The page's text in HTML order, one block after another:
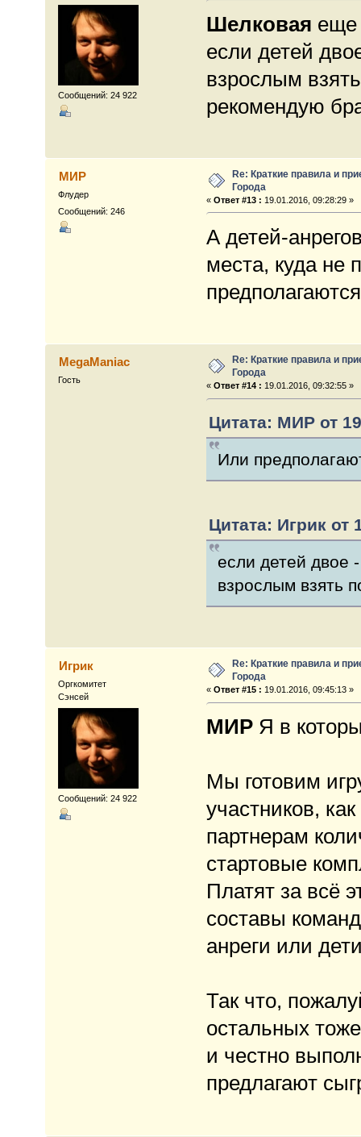
Сообщений: 24 922
Шелковая еще
если детей
взрослым
рекомендую
МИР
Флудер
Сообщений: 246
Re: Краткие правила и
Города
« Ответ #13 : 19.01.2016, 09:28:29 »
А детей-
места, куда не
MegaManiac
Гость
Re: Краткие правила и
Города
« Ответ #14 : 19.01.2016, 09:32:55 »
Цитата: МИР от
Или
Цитата: Игрик от
если детей двое
взрослым взять
Игрик
Оргкомитет
Сэнсей
Сообщений: 24 922
Re: Краткие правила и
Города
« Ответ #15 : 19.01.2016, 09:45:13 »
МИРЯ в
Мы готовим
участников,
партнерам
стартовые
Платят за всё
составы
анреги или
Так что,
остальных
и честно
предлагают